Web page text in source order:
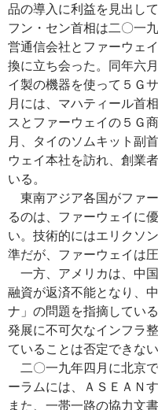
品の導入に利益を見出し
フン・セン首相は二〇一
営通信会社とファーウェ
換に立ち会った。同年六
イ製の機器を使って５Ｇ
月には、マハティール首
スとファーウェイの５Ｇ
月、タイのソムキット副
ウェイ本社を訪れ、創業
いる。
東南アジア各国がファ
るのは、ファーウェイに
い。技術的にはエリクソ
準だが、ファーウェイは
一方、アメリカは、中
融資が返済不能となり、
ナ」の問題を指摘してい
発展に不可欠なインフラ
ていることは否定できない
二〇一九年四月に北京
ーラムには、ＡＳＥＡＮ
また、一帯一路の協力文